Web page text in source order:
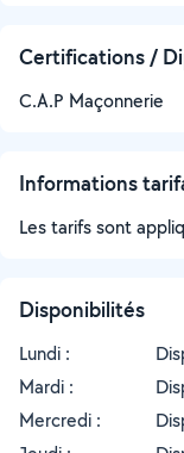
Certifications /
C.A.P Maçonnerie
Informations
Les tarifs sont
Disponibilités
Lundi :
Mardi :
Mercredi :